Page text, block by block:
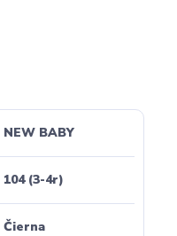
NEW BABY
104 (3-4r)
Čierna